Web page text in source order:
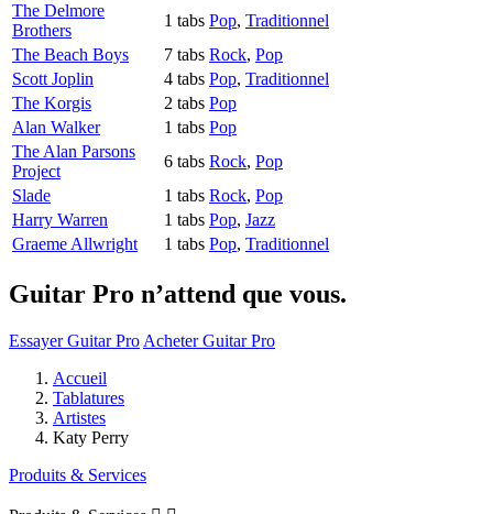
The Delmore
Brothers
1 tabs Pop, Traditionnel
The Beach Boys
7 tabs Rock, Pop
Scott Joplin
4 tabs Pop, Traditionnel
The Korgis
2 tabs Pop
Alan Walker
1 tabs Pop
The Alan Parsons
Project
6 tabs Rock, Pop
Slade
1 tabs Rock, Pop
Harry Warren
1 tabs Pop, Jazz
Graeme Allwright
1 tabs Pop, Traditionnel
Guitar Pro n’attend que vous.
Essayer Guitar Pro Acheter Guitar Pro
Accueil
Tablatures
Artistes
Katy Perry
Produits & Services